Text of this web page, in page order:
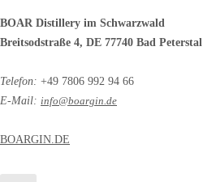
BOAR Distillery im Schwarzwald
Breitsodstraße 4, DE 77740 Bad Peterstal
Telefon: +49 7806 992 94 66
E-Mail: info@boargin.de
BOARGIN.DE